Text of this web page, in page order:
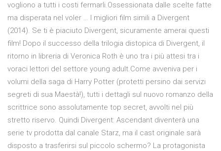
vogliono a tutti i costi fermarli.Ossessionata dalle scelte fatte
ma disperata nel voler … I migliori film simili a Divergent
(2014). Se ti è piaciuto Divergent, sicuramente amerai questi
film! Dopo il successo della trilogia distopica di Divergent, il
ritorno in libreria di Veronica Roth è uno tra i più attesi tra i
voraci lettori del settore young adult.Come avveniva per i
volumi della saga di Harry Potter (protetti persino dai servizi
segreti di sua Maestà!), tutti i dettagli sul nuovo romanzo della
scrittrice sono assolutamente top secret, avvolti nel più
stretto riservo. Quindi Divergent: Ascendant diventerà una
serie tv prodotta dal canale Starz, ma il cast originale sarà
disposto a trasferirsi sul piccolo schermo? La protagonista